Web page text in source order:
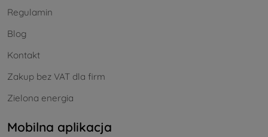
Regulamin
Blog
Kontakt
Zakup bez VAT dla firm
Zielona energia
Mobilna aplikacja